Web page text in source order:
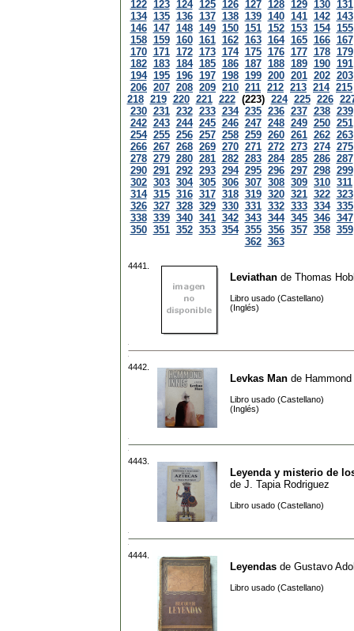
122 123 124 125 126 127 128 129 130 131
134 135 136 137 138 139 140 141 142 143
146 147 148 149 150 151 152 153 154 155
158 159 160 161 162 163 164 165 166 167
170 171 172 173 174 175 176 177 178 179
182 183 184 185 186 187 188 189 190 191
194 195 196 197 198 199 200 201 202 203
206 207 208 209 210 211 212 213 214 215
218 219 220 221 222 (223) 224 225 226
230 231 232 233 234 235 236 237 238 239
242 243 244 245 246 247 248 249 250 251
254 255 256 257 258 259 260 261 262 263
266 267 268 269 270 271 272 273 274 275
278 279 280 281 282 283 284 285 286 287
290 291 292 293 294 295 296 297 298 299
302 303 304 305 306 307 308 309 310 311
314 315 316 317 318 319 320 321 322 323
326 327 328 329 330 331 332 333 334 335
338 339 340 341 342 343 344 345 346 347
350 351 352 353 354 355 356 357 358 359
362 363
4441.
Leviathan de Thomas
Libro usado (Castellano)
(Inglés)
4442.
Levkas Man de
Libro usado (Castellano)
(Inglés)
4443.
Leyenda y misterio de
de J. Tapia Rodriguez
Libro usado (Castellano)
4444.
Leyendas de Gustavo
Libro usado (Castellano)